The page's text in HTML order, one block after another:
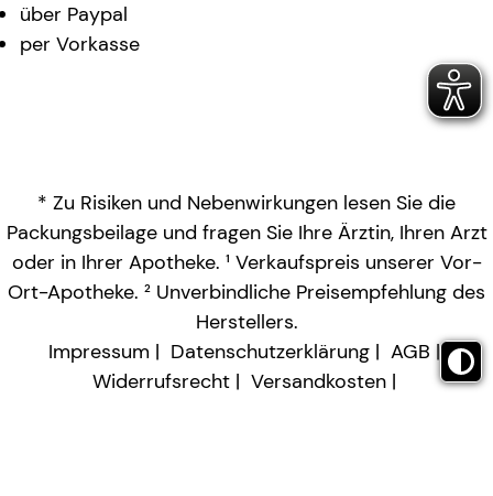
über Paypal
per Vorkasse
* Zu Risiken und Nebenwirkungen lesen Sie die
Packungsbeilage und fragen Sie Ihre Ärztin, Ihren Arzt
oder in Ihrer Apotheke. ¹ Verkaufspreis unserer Vor-
Ort-Apotheke. ² Unverbindliche Preisempfehlung des
Herstellers.
Impressum
Datenschutzerklärung
AGB
Widerrufsrecht
Versandkosten